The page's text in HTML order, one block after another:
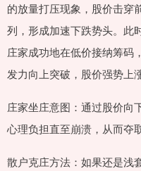
的放量打压现象，股价击穿
列，形成加速下跌势头。此
庄家成功地在低价接纳筹码
发力向上突破，股价强势上
庄家坐庄意图：通过股价向
心理负担直至崩溃，从而夺
散户克庄方法：如果还是浅